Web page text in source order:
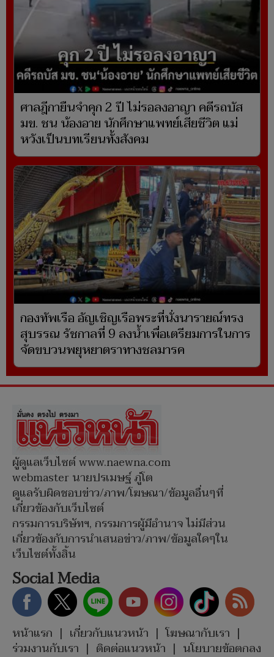
ศาลฎีกายืนจำคุก 2 ปี ไม่รอลงอาญา คดีรถบัส
มข. ชน น้องอาย นักศึกษาแพทย์เสียชีวิต แม่
หวังเป็นบทเรียนทั้งสังคม
กองทัพเรือ อัญเชิญเรือพระที่นั่งนารายณ์ทรง
สุบรรณ รัชกาลที่ 9 ลงน้ำเพื่อเตรียมการในการ
จัดขบวนพยุหยาตราทางชลมารค
ผู้ดูแลเว็บไซต์ www.naewna.com
webmaster นายปรเมษฐ์ ภู่โต
ดูแลรับผิดชอบข่าว/ภาพ/โฆษณา/ข้อมูลอื่นๆที่
เกี่ยวข้องกับเว็บไซต์
กรรมการบริษัทฯ, กรรมการผู้มีอำนาจ ไม่มีส่วน
เกี่ยวข้องกับการนำเสนอข่าว/ภาพ/ข้อมูลใดๆใน
เว็บไซต์ทั้งสิ้น
Social Media
หน้าแรก | เกี่ยวกับแนวหน้า | โฆษณากับเรา |
ร่วมงานกับเรา | ติดต่อแนวหน้า | นโยบายข้อตกลง